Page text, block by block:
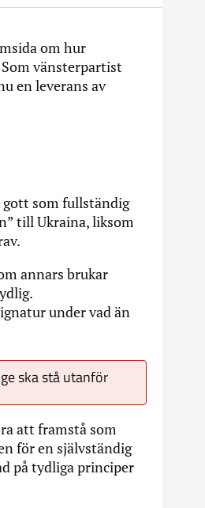
om hur
vänsterpartist
en leverans av
gott som fullständig
till Ukraina, liksom
annars brukar
under vad än
ska stå utanför
att framstå som
för en självständig
på tydliga principer